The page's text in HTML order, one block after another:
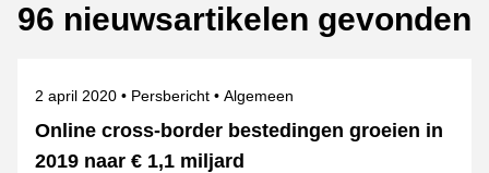
96 nieuwsartikelen gevonden
Online cross-border bestedingen groeien in
2019 naar € 1,1 miljard
Gepubliceerd op
2 april 2020 Categorie
Persbericht Onderwerpen
Algemeen